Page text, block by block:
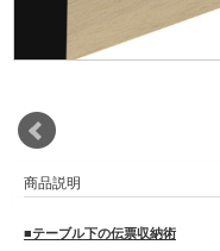
商品説明
■テーブル下の伝票収納術